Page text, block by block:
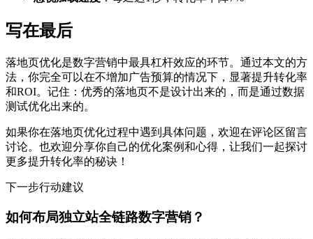
写在最后
落地页优化是数字营销中最具杠杆效应的环节。通过本文的方
法，你完全可以在不增加广告预算的情况下，显著提升转化率
和ROI。记住：优秀的落地页不是设计出来的，而是通过数据
测试优化出来的。
如果你在落地页优化过程中遇到具体问题，欢迎在评论区留言
讨论。也欢迎分享你自己的优化案例和心得，让我们一起探讨
更多提升转化率的秘诀！
下一步行动建议
如何布局独立站全链路数字营销？